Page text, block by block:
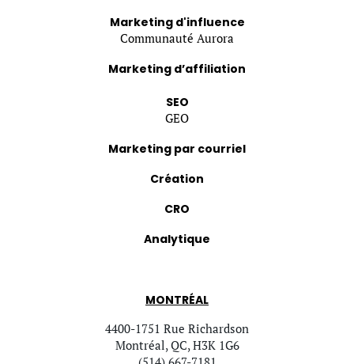
Marketing d'influence
Communauté Aurora
Marketing d’affiliation
SEO
GEO
Marketing par courriel
Création
CRO
Analytique
MONTRÉAL
4400-1751 Rue Richardson
Montréal, QC, H3K 1G6